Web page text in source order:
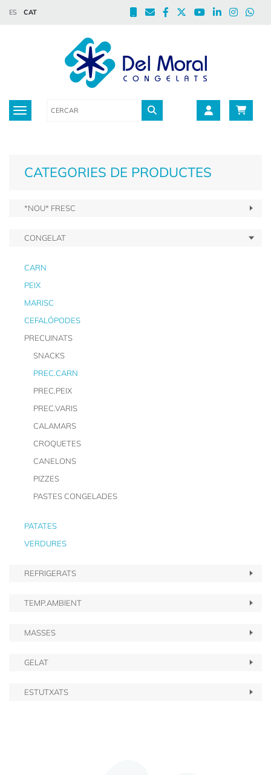
ES CAT
Toggle navigation
CATEGORIES DE PRODUCTES
*NOU* FRESC
CONGELAT
CARN
PEIX
MARISC
CEFALÓPODES
PRECUINATS
SNACKS
PREC.CARN
PREC.PEIX
PREC.VARIS
CALAMARS
CROQUETES
CANELONS
PIZZES
PASTES CONGELADES
PATATES
VERDURES
REFRIGERATS
TEMP.AMBIENT
MASSES
GELAT
ESTUTXATS